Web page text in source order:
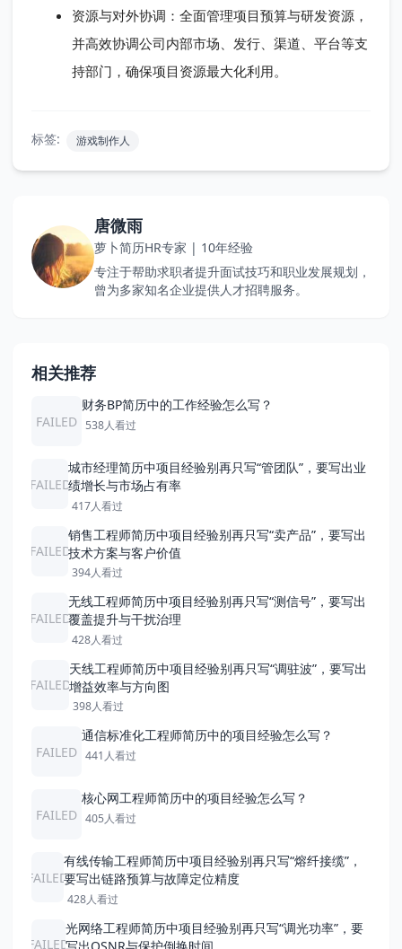
资源与对外协调：全面管理项目预算与研发资源，
并高效协调公司内部市场、发行、渠道、平台等支
持部门，确保项目资源最大化利用。
标签: 游戏制作人
唐微雨
萝卜简历HR专家 | 10年经验
专注于帮助求职者提升面试技巧和职业发展规划，
曾为多家知名企业提供人才招聘服务。
相关推荐
FAILED
财务BP简历中的工作经验怎么写？
538人看过
FAILED
城市经理简历中项目经验别再只写“管团队”，要写出业
绩增长与市场占有率
417人看过
FAILED
销售工程师简历中项目经验别再只写“卖产品”，要写出
技术方案与客户价值
394人看过
FAILED
无线工程师简历中项目经验别再只写“测信号”，要写出
覆盖提升与干扰治理
428人看过
FAILED
天线工程师简历中项目经验别再只写“调驻波”，要写出
增益效率与方向图
398人看过
FAILED
通信标准化工程师简历中的项目经验怎么写？
441人看过
FAILED
核心网工程师简历中的项目经验怎么写？
405人看过
FAILED
有线传输工程师简历中项目经验别再只写“熔纤接缆”，
要写出链路预算与故障定位精度
428人看过
FAILED
光网络工程师简历中项目经验别再只写“调光功率”，要
写出OSNR与保护倒换时间